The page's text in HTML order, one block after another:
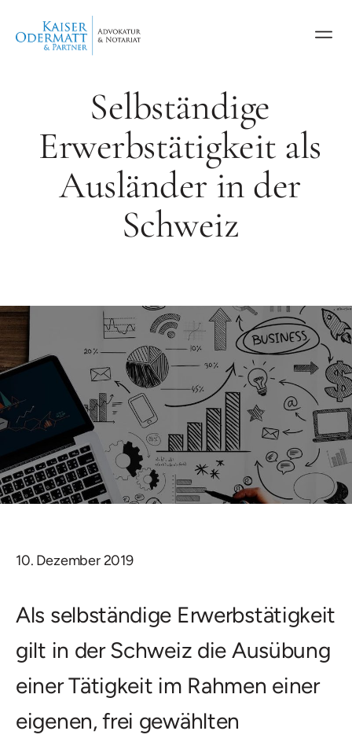
Selbständige
Erwerbstätigkeit als
Ausländer in der
Schweiz
10. Dezember 2019
Als selbständige Erwerbstätigkeit
gilt in der Schweiz die Ausübung
einer Tätigkeit im Rahmen einer
eigenen, frei gewählten